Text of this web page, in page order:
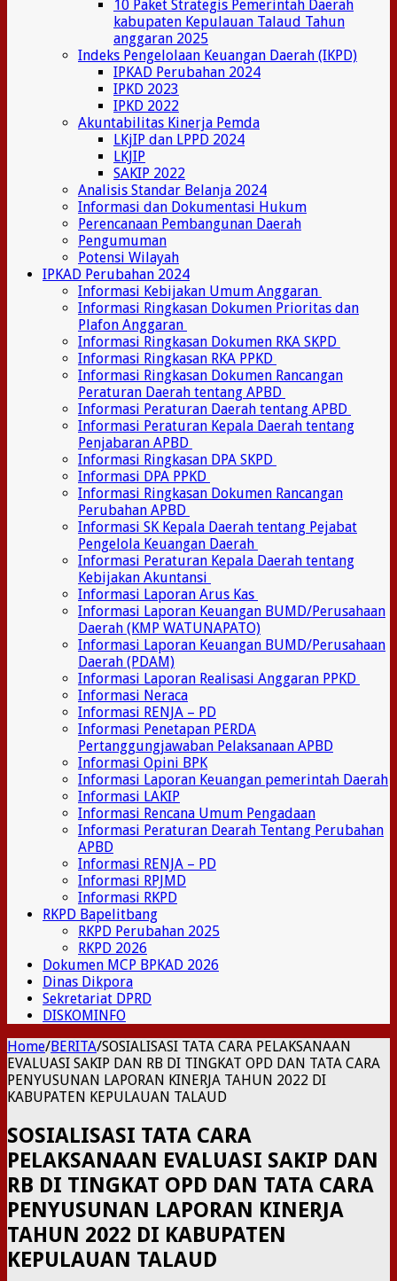
10 Paket Strategis Pemerintah Daerah
kabupaten Kepulauan Talaud Tahun
anggaran 2025
Indeks Pengelolaan Keuangan Daerah (IKPD)
IPKAD Perubahan 2024
IPKD 2023
IPKD 2022
Akuntabilitas Kinerja Pemda
LKjIP dan LPPD 2024
LKJIP
SAKIP 2022
Analisis Standar Belanja 2024
Informasi dan Dokumentasi Hukum
Perencanaan Pembangunan Daerah
Pengumuman
Potensi Wilayah
IPKAD Perubahan 2024
Informasi Kebijakan Umum Anggaran
Informasi Ringkasan Dokumen Prioritas dan
Plafon Anggaran
Informasi Ringkasan Dokumen RKA SKPD
Informasi Ringkasan RKA PPKD
Informasi Ringkasan Dokumen Rancangan
Peraturan Daerah tentang APBD
Informasi Peraturan Daerah tentang APBD
Informasi Peraturan Kepala Daerah tentang
Penjabaran APBD
Informasi Ringkasan DPA SKPD
Informasi DPA PPKD
Informasi Ringkasan Dokumen Rancangan
Perubahan APBD
Informasi SK Kepala Daerah tentang Pejabat
Pengelola Keuangan Daerah
Informasi Peraturan Kepala Daerah tentang
Kebijakan Akuntansi
Informasi Laporan Arus Kas
Informasi Laporan Keuangan BUMD/Perusahaan
Daerah (KMP WATUNAPATO)
Informasi Laporan Keuangan BUMD/Perusahaan
Daerah (PDAM)
Informasi Laporan Realisasi Anggaran PPKD
Informasi Neraca
Informasi RENJA – PD
Informasi Penetapan PERDA
Pertanggungjawaban Pelaksanaan APBD
Informasi Opini BPK
Informasi Laporan Keuangan pemerintah Daerah
Informasi LAKIP
Informasi Rencana Umum Pengadaan
Informasi Peraturan Dearah Tentang Perubahan
APBD
Informasi RENJA – PD
Informasi RPJMD
Informasi RKPD
RKPD Bapelitbang
RKPD Perubahan 2025
RKPD 2026
Dokumen MCP BPKAD 2026
Dinas Dikpora
Sekretariat DPRD
DISKOMINFO
Home/BERITA/SOSIALISASI TATA CARA PELAKSANAAN
EVALUASI SAKIP DAN RB DI TINGKAT OPD DAN TATA CARA
PENYUSUNAN LAPORAN KINERJA TAHUN 2022 DI
KABUPATEN KEPULAUAN TALAUD
SOSIALISASI TATA CARA
PELAKSANAAN EVALUASI SAKIP DAN
RB DI TINGKAT OPD DAN TATA CARA
PENYUSUNAN LAPORAN KINERJA
TAHUN 2022 DI KABUPATEN
KEPULAUAN TALAUD